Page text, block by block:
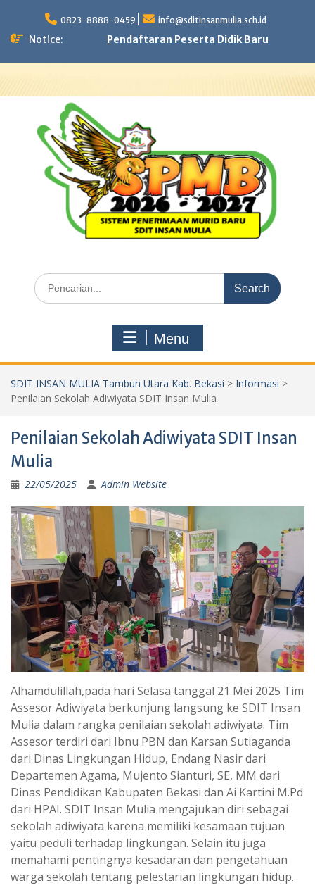
content
0823-8888-0459 info@sditinsanmulia.sch.id
Notice: Pendaftaran Peserta Didik Baru
Search
for:
Menu
SDIT INSAN MULIA Tambun Utara Kab. Bekasi > Informasi >
Penilaian Sekolah Adiwiyata SDIT Insan Mulia
Penilaian Sekolah Adiwiyata SDIT Insan
Mulia
22/05/2025 Admin Website
Alhamdulillah,pada hari Selasa tanggal 21 Mei 2025 Tim
Assesor Adiwiyata berkunjung langsung ke SDIT Insan
Mulia dalam rangka penilaian sekolah adiwiyata. Tim
Assesor terdiri dari Ibnu PBN dan Karsan Sutiaganda
dari Dinas Lingkungan Hidup, Endang Nasir dari
Departemen Agama, Mujento Sianturi, SE, MM dari
Dinas Pendidikan Kabupaten Bekasi dan Ai Kartini M.Pd
dari HPAI. SDIT Insan Mulia mengajukan diri sebagai
sekolah adiwiyata karena memiliki kesamaan tujuan
yaitu peduli terhadap lingkungan. Selain itu juga
memahami pentingnya kesadaran dan pengetahuan
warga sekolah tentang pelestarian lingkungan hidup.